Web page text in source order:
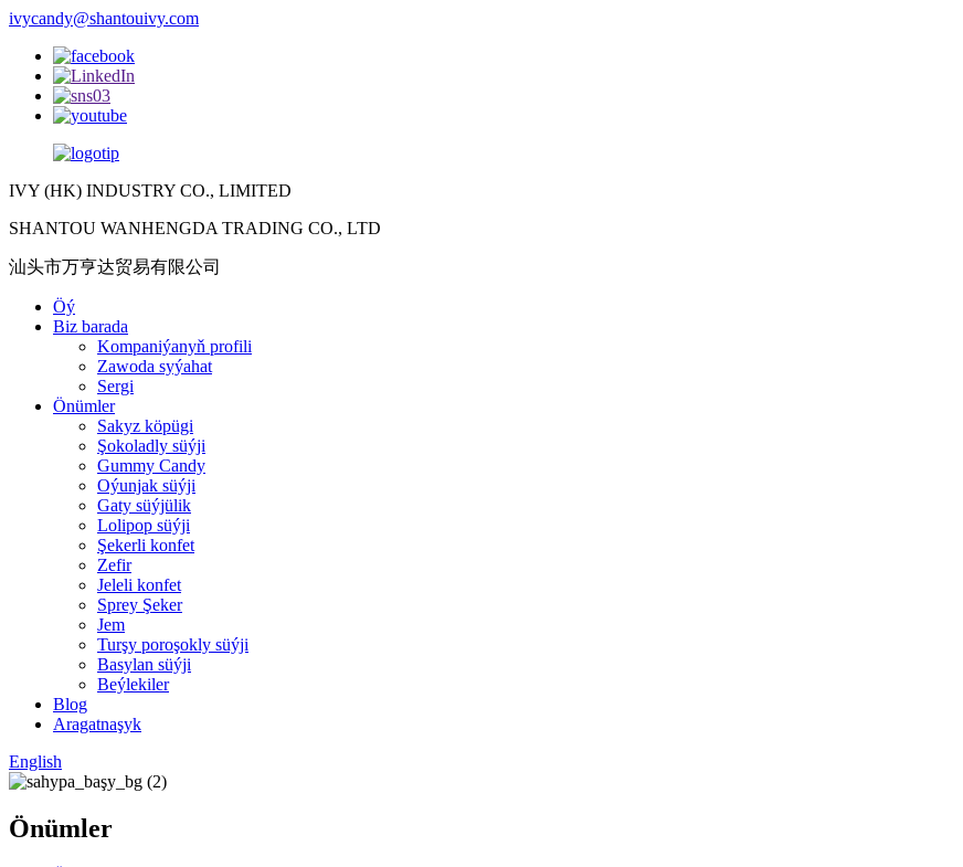
ivycandy@shantouivy.com
IVY (HK) INDUSTRY CO., LIMITED
SHANTOU WANHENGDA TRADING CO., LTD
汕头市万亨达贸易有限公司
Öý
Biz barada
Kompaniýanyň profili
Zawoda syýahat
Sergi
Önümler
Sakyz köpügi
Şokoladly süýji
Gummy Candy
Oýunjak süýji
Gaty süýjülik
Lolipop süýji
Şekerli konfet
Zefir
Jeleli konfet
Sprey Şeker
Jem
Turşy poroşokly süýji
Basylan süýji
Beýlekiler
Blog
Aragatnaşyk
English
Önümler